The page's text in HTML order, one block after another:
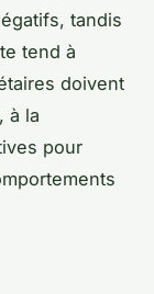
tandis
tend à
doivent
à la
pour